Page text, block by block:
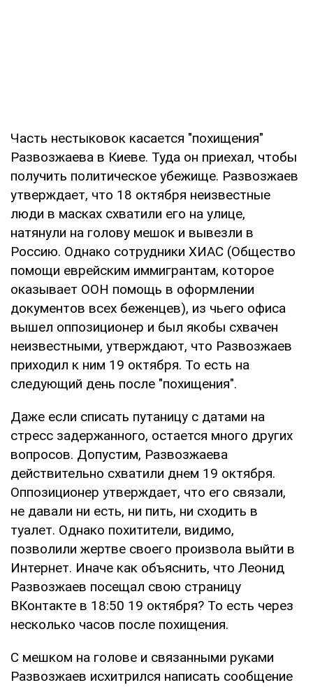
Часть нестыковок касается "похищения"
Развозжаева в Киеве. Туда он приехал, чтобы
получить политическое убежище. Развозжаев
утверждает, что 18 октября неизвестные
люди в масках схватили его на улице,
натянули на голову мешок и вывезли в
Россию. Однако сотрудники ХИАС (Общество
помощи еврейским иммигрантам, которое
оказывает ООН помощь в оформлении
документов всех беженцев), из чьего офиса
вышел оппозиционер и был якобы схвачен
неизвестными, утверждают, что Развозжаев
приходил к ним 19 октября. То есть на
следующий день после "похищения".
Даже если списать путаницу с датами на
стресс задержанного, остается много других
вопросов. Допустим, Развозжаева
действительно схватили днем 19 октября.
Оппозиционер утверждает, что его связали,
не давали ни есть, ни пить, ни сходить в
туалет. Однако похитители, видимо,
позволили жертве своего произвола выйти в
Интернет. Иначе как объяснить, что Леонид
Развозжаев посещал свою страницу
ВКонтакте в 18:50 19 октября? То есть через
несколько часов после похищения.
С мешком на голове и связанными руками
Развозжаев исхитрился написать сообщение